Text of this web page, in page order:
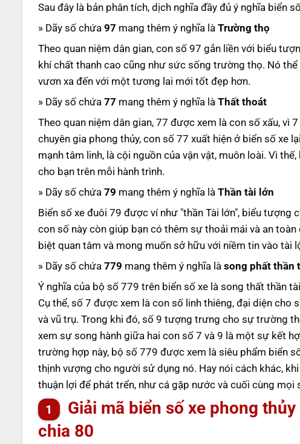
Sau đây là bản phân tích, dịch nghĩa đầy đủ ý nghĩa biển
» Dãy số chứa 97 mang thêm ý nghĩa là Trường thọ
Theo quan niệm dân gian, con số 97 gắn liền với biểu
khí chất thanh cao cũng như sức sống trường thọ. Nó
vươn xa đến với một tương lai mới tốt đẹp hơn.
» Dãy số chứa 77 mang thêm ý nghĩa là Thất thoát
Theo quan niệm dân gian, 77 được xem là con số xấu, vì
chuyên gia phong thủy, con số 77 xuất hiện ở biển số xe
mạnh tâm linh, là cội nguồn của vận vật, muôn loài. Vì
cho bạn trên mỗi hành trình.
» Dãy số chứa 79 mang thêm ý nghĩa là Thần tài lớn
Biển số xe đuôi 79 được ví như "thần Tài lớn", biểu tượng
con số này còn giúp bạn có thêm sự thoải mái và an
biệt quan tâm và mong muốn sở hữu với niềm tin vào tài
» Dãy số chứa 779 mang thêm ý nghĩa là song phất thần
Ý nghĩa của bộ số 779 trên biển số xe là song thất thần
Cụ thể, số 7 được xem là con số linh thiêng, đại diện
và vũ trụ. Trong khi đó, số 9 tượng trưng cho sự trường
xem sự song hành giữa hai con số 7 và 9 là một sự kết
trường hợp này, bộ số 779 được xem là siêu phẩm biển
thịnh vượng cho người sử dụng nó. Hay nói cách khác,
thuận lợi để phát trển, như cá gặp nước và cuối cùng mọi
Giải mã biển số xe phong thủy
chia 80